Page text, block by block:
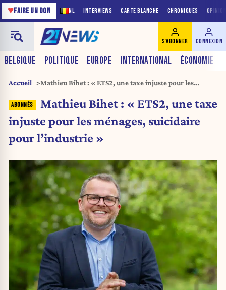
NL INTERVIEWS CARTE BLANCHE CHRONIQUES
♥FAIRE UN DON
BELGIQUE POLITIQUE EUROPE INTERNATIONAL ÉCONOMIE
S'ABONNER CONNEXION
Accueil
Mathieu Bihet : « ETS2, une taxe injuste pour les
Mathieu Bihet : « ETS2, une taxe
injuste pour les ménages, suicidaire
pour l’industrie »